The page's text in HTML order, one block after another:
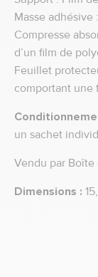
Masse
Compresse
d’un film de
Feuillet
comportant une
un sachet
Vendu par Boîte
Dimensions :